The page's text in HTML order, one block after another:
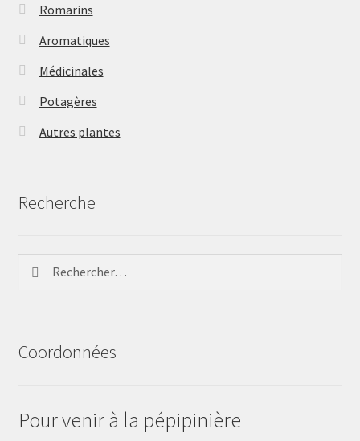
Romarins
Aromatiques
Médicinales
Potagères
Autres plantes
Recherche
Coordonnées
Pour venir à la pépipinière